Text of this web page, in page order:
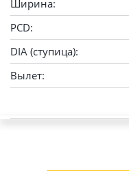
Ширина:
PCD:
DIA (ступица):
Вылет: